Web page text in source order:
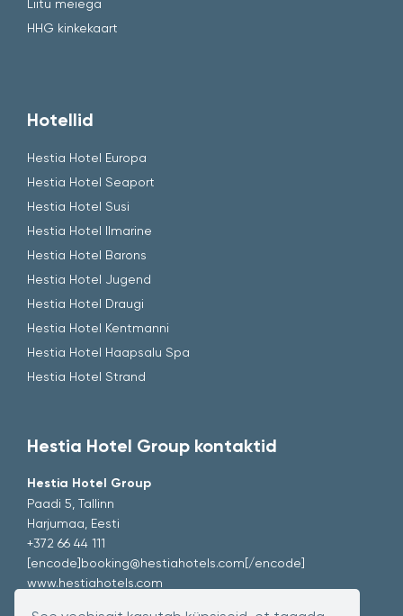
Liitu meiega
HHG kinkekaart
Hotellid
Hestia Hotel Europa
Hestia Hotel Seaport
Hestia Hotel Susi
Hestia Hotel Ilmarine
Hestia Hotel Barons
Hestia Hotel Jugend
Hestia Hotel Draugi
Hestia Hotel Kentmanni
Hestia Hotel Haapsalu Spa
Hestia Hotel Strand
Hestia Hotel Group kontaktid
Hestia Hotel Group
Paadi 5, Tallinn
Harjumaa, Eesti
+372 66 44 111
[encode]booking@hestiahotels.com[/encode]
www.hestiahotels.com